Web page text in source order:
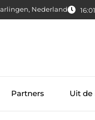
Nederland
Partners Uit de